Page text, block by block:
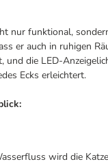
nur funktional,
er auch in ruhigen
die LED-
Ecks erleichtert.
wird die